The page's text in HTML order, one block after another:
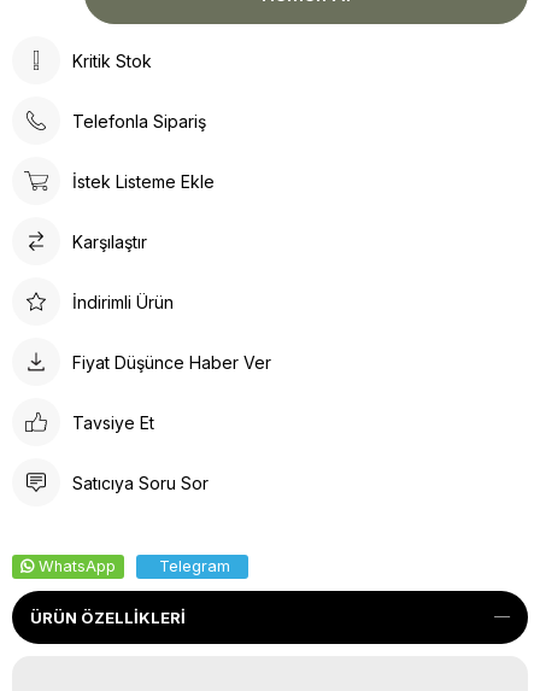
Kritik Stok
Telefonla Sipariş
İstek Listeme Ekle
Karşılaştır
İndirimli Ürün
Fiyat Düşünce Haber Ver
Tavsiye Et
Satıcıya Soru Sor
WhatsApp Telegram
ÜRÜN ÖZELLIKLERI